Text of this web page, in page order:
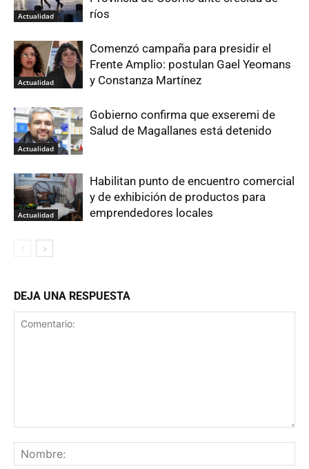
Actualidad
ríos
Actualidad
Comenzó campaña para presidir el
Frente Amplio: postulan Gael Yeomans
y Constanza Martínez
Actualidad
Gobierno confirma que exseremi de
Salud de Magallanes está detenido
Actualidad
Habilitan punto de encuentro comercial
y de exhibición de productos para
emprendedores locales
DEJA UNA RESPUESTA